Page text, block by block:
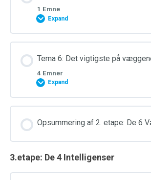
1 Emne
Expand
Tema 6: Det vigtigste på
4 Emner
Expand
Opsummering af 2. etape: De 6
3.etape: De 4 Intelligenser